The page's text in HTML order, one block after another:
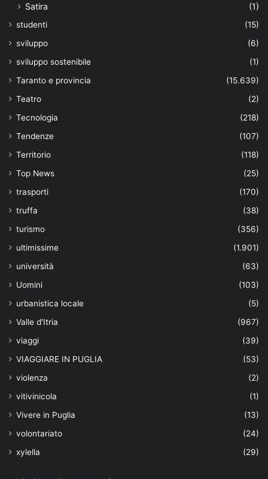
Satira (1)
studenti
(15)
sviluppo
(6)
sviluppo sostenibile
(1)
Taranto e provincia
(15.639)
Teatro
(2)
Tecnologia
(218)
Tendenze
(107)
Territorio
(118)
Top News
(25)
trasporti
(170)
truffa
(38)
turismo
(356)
ultimissime
(1.901)
università
(63)
Uomini
(103)
urbanistica locale
(5)
Valle d'Itria
(967)
viaggi
(39)
VIAGGIARE IN PUGLIA
(53)
violenza
(2)
vitivinicola
(1)
Vivere in Puglia
(13)
volontariato
(24)
xylella
(29)